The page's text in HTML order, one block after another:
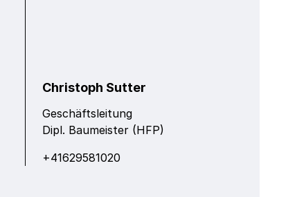
Christoph Sutter
Geschäftsleitung
Dipl. Baumeister (HFP)
+41629581020